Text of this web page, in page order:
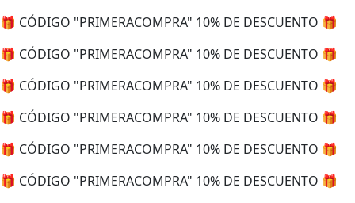
🎁 CÓDIGO "PRIMERACOMPRA" 10% DE DESCUENTO 🎁
🎁 CÓDIGO "PRIMERACOMPRA" 10% DE DESCUENTO 🎁
🎁 CÓDIGO "PRIMERACOMPRA" 10% DE DESCUENTO 🎁
🎁 CÓDIGO "PRIMERACOMPRA" 10% DE DESCUENTO 🎁
🎁 CÓDIGO "PRIMERACOMPRA" 10% DE DESCUENTO 🎁
🎁 CÓDIGO "PRIMERACOMPRA" 10% DE DESCUENTO 🎁